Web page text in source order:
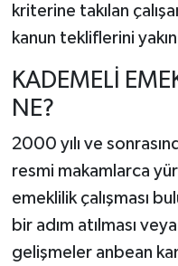
kriterine takılan
kanun tekliflerini
KADEMELİ
NE?
2000 yılı ve
resmi makamlarca
emeklilik çalışması
bir adım atılması
gelişmeler anbean